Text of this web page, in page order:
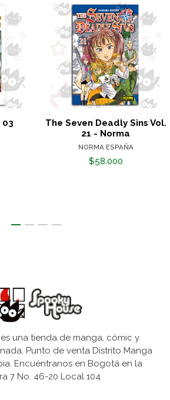
03
The Seven Deadly Sins Vol.
21 - Norma
NORMA ESPAÑA
$58.000
una tienda de manga, cómic y
Punto de venta Distrito Manga
Encuéntranos en Bogotá en la
7 No. 46-20 Local 104